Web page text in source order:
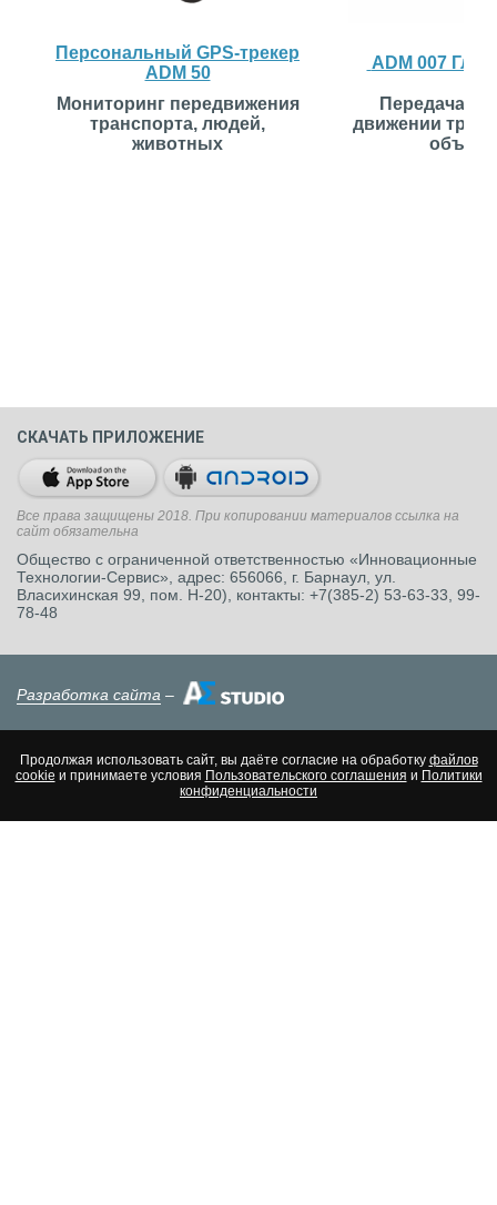
Персональный GPS-трекер
ADM 50
ADM 007
Мониторинг передвижения
транспорта, людей,
животных
Передача
движении
СКАЧАТЬ ПРИЛОЖЕНИЕ
Все права защищены 2018. При копировании материалов ссылка на
сайт обязательна
Общество с ограниченной ответственностью «Инновационные
Технологии-Сервис», адрес: 656066, г. Барнаул, ул.
Власихинская 99, пом. Н-20), контакты: +7(385-2) 53-63-33, 99-
78-48
Разработка сайта –
Продолжая использовать сайт, вы даёте согласие на обработку файлов
cookie и принимаете условия Пользовательского соглашения и Политики
конфиденциальности